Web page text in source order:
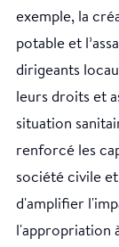
exemple, la
potable et
dirigeants
leurs droits et
situation
renforcé les
société civile
d'amplifier
l'appropriation